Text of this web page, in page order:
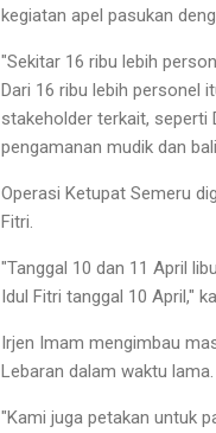
kegiatan apel pasukan
"Sekitar 16 ribu lebih
Dari 16 ribu lebih personel
stakeholder terkait, seperti
pengamanan mudik dan
Operasi Ketupat Semeru
Fitri.
"Tanggal 10 dan 11 April
Idul Fitri tanggal 10 April,"
Irjen Imam mengimbau
Lebaran dalam waktu lama.
"Kami juga petakan untuk